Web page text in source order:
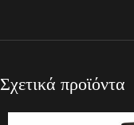
Σχετικά προϊόντα